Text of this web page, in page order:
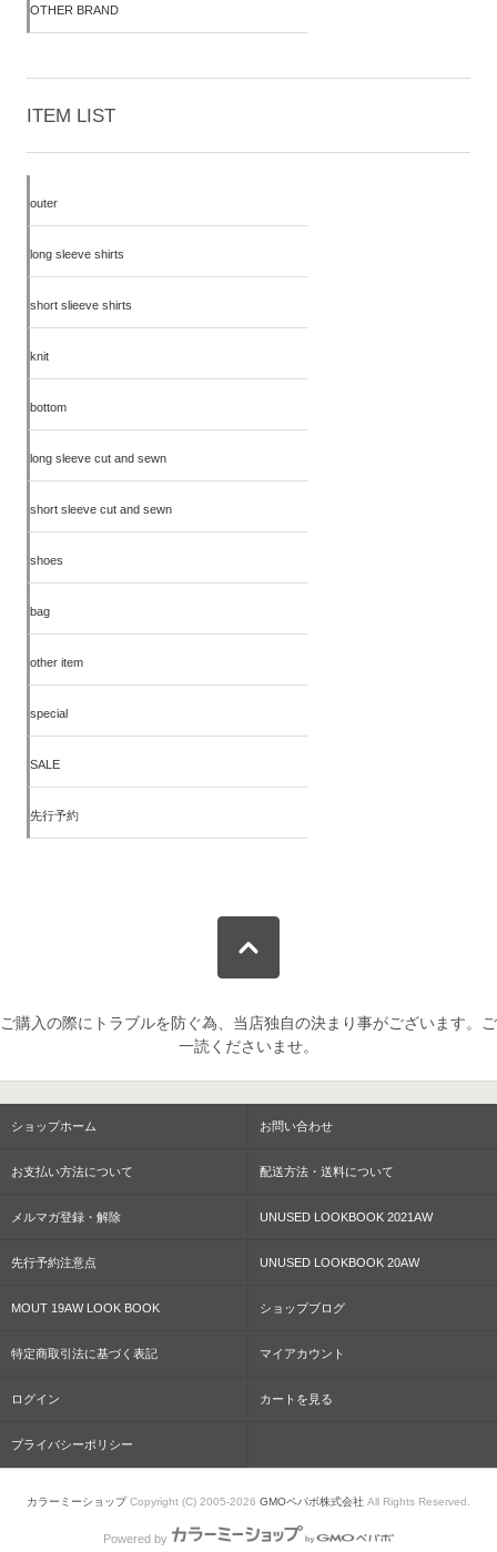
OTHER BRAND
ITEM LIST
outer
long sleeve shirts
short slieeve shirts
knit
bottom
long sleeve cut and sewn
short sleeve cut and sewn
shoes
bag
other item
special
SALE
先行予約
ご購入の際にトラブルを防ぐ為、当店独自の決まり事がございます。ご
一読くださいませ。
ショップホーム お問い合わせ
お支払い方法について 配送方法・送料について
メルマガ登録・解除 UNUSED LOOKBOOK 2021AW
先行予約注意点 UNUSED LOOKBOOK 20AW
MOUT 19AW LOOK BOOK ショップブログ
特定商取引法に基づく表記 マイアカウント
ログイン カートを見る
プライバシーポリシー
カラーミーショップCopyright (C) 2005-2026 GMOペパボ株式会社 All Rights Reserved.
Powered by